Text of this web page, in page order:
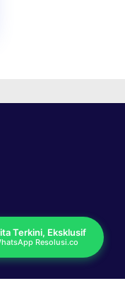
Terkini, Eksklusif
Resolusi.co